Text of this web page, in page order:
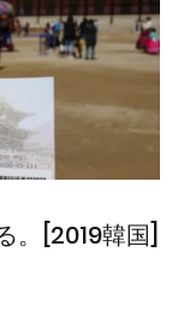
。[2019韓国]